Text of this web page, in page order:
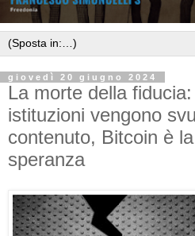
giovedì 20 giugno 2024
La morte della
istituzioni vengono
contenuto, Bitcoin è
speranza